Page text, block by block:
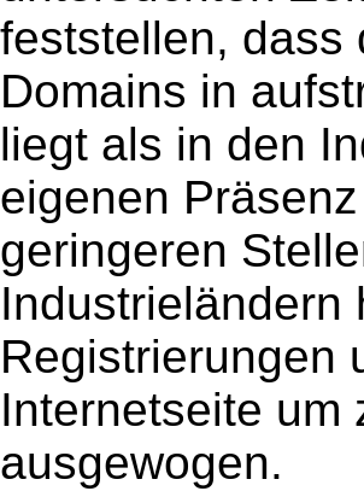
feststellen, dass
Domains in
liegt als in den
eigenen
geringeren
Industrieländern
Registrierungen
Internetseite um
ausgewogen.